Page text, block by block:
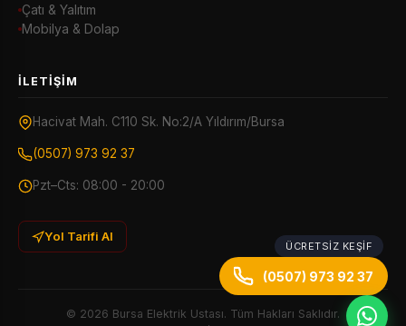
Çatı & Yalıtım
Mobilya & Dolap
İLETIŞIM
Hacivat Mah. C110 Sk. No:2/A Yıldırım/Bursa
(0507) 973 92 37
Pzt–Cts: 08:00 - 20:00
Yol Tarifi Al
© 2026 Bursa Elektrik Ustası. Tüm Hakları Saklıdır.
ÜCRETSIZ KEŞIF
(0507) 973 92 37